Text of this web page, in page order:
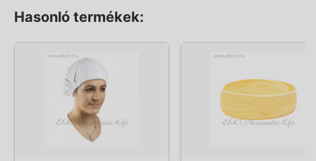
Hasonló termékek: